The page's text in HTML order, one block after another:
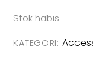
Stok habis
KATEGORI: